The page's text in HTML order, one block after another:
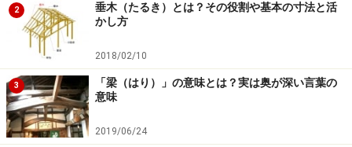
2
垂木（たるき）とは？その役割や基本の寸法と活
かし方
2018/02/10
3
「梁（はり）」の意味とは？実は奥が深い言葉の
意味
2019/06/24